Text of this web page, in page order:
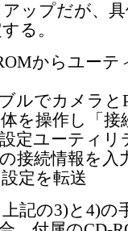
ップだが、
る。
からユー
ルでカメラと
を操作し「接
定ユーティリ
接続情報を入
定を転送
記の3)と4)の